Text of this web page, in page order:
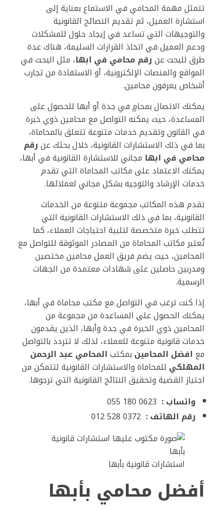
تتمثل مهمة المحامي في الاستماع بعناية إلى
استشارة العميل، ثم تقديم النصائح القانونية
والتوجيهات التي تساعد في إيجاد حلول للمشكلات
ودعم العميل في اتخاذ القرارات السليمة، هناك عدة
طرق للبحث عنرقم محامي في ابها، مثل البحث في
المواقع والمنصات الإلكترونية، أو الاستفادة من تجارب
أشخاص يعرفون محامين.
يمكنك الاتصال بمحامٍ في جدة أو أبها للحصول على
المساعدة، حيث يمكنه التواصل مع محامين ذوي خبرة
في القانون وتقديم خدمات متنوعة تتعلق بالمحاماة،
بما في ذلك الاستشارات القانونية، خلال بحثك عنرقم
محامي في ابها مجاني للاستشارة القانونية في أبها،
يمكنك الاعتماد على مكاتب المحاماة التي تقدم
خدمات الإرشاد والتوجيه بشكل مجاني لعملائها.
تقدم هذه المكاتب مجموعة متنوعة من الخدمات
القانونية، بما في ذلك الاستشارات القانونية التي
تتطلب خبرة متخصصة لتلبية احتياجات العملاء، كما
تُعتبر مكاتب المحاماة من المصادر الموثوقة للتواصل مع
المحامين، حيث يضم فريق العمل محامين مختصين
ومدربين حاصلين على شهادات معتمدة من الجهات
الرسمية.
إذا كنت ترغب في التواصل مع مكتب محاماة في أبها،
يمكنك الحصول على المساعدة من مجموعة من
المحامين ذوي الخبرة في جدة وأبها، الذين يقدمون
خدمات قانونية متنوعة للعملاء، لذلك لا تتردد بالتواصل
مع افضل المحامين بمكتبالمحامي عبد الرحمن
المهلكي للمحاماة والاستشارات القانونية لتتمكن من
اجتياز القضية وتحقيق النتائج القانونية التي ترجوها.
واتساب :
رقم الهاتف :
استشارات قانونية بأبها
أفضل محامي بأبها